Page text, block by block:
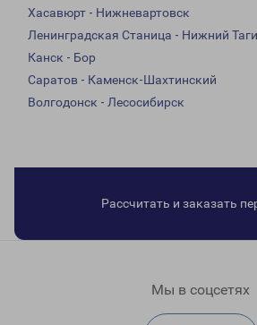
Хасавюрт - Нижневартовск
Ленинградская Станица - Нижний
Канск - Бор
Саратов - Каменск-Шахтинский
Волгодонск - Лесосибирск
Рассчитать и заказать
Мы в соцсетях